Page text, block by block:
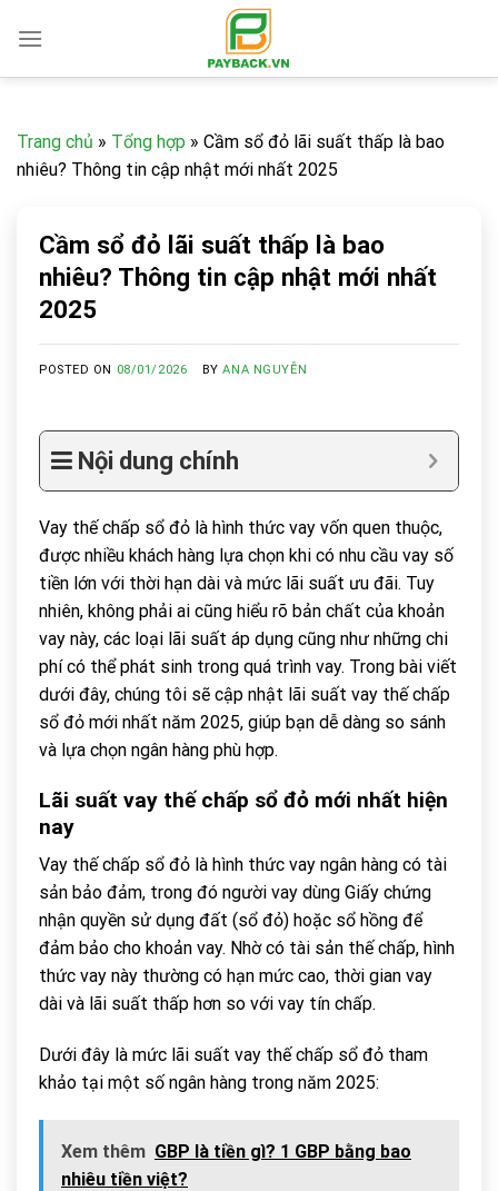
Trang chủ » Tổng hợp » Cầm sổ đỏ lãi suất thấp là bao
nhiêu? Thông tin cập nhật mới nhất 2025
Cầm sổ đỏ lãi suất thấp là bao
nhiêu? Thông tin cập nhật mới nhất
2025
POSTED ON 08/01/2026 BYANA NGUYỄN
Nội dung chính
Vay thế chấp sổ đỏ là hình thức vay vốn quen thuộc,
được nhiều khách hàng lựa chọn khi có nhu cầu vay số
tiền lớn với thời hạn dài và mức lãi suất ưu đãi. Tuy
nhiên, không phải ai cũng hiểu rõ bản chất của khoản
vay này, các loại lãi suất áp dụng cũng như những chi
phí có thể phát sinh trong quá trình vay. Trong bài viết
dưới đây, chúng tôi sẽ cập nhật lãi suất vay thế chấp
sổ đỏ mới nhất năm 2025, giúp bạn dễ dàng so sánh
và lựa chọn ngân hàng phù hợp.
Lãi suất vay thế chấp sổ đỏ mới nhất hiện
nay
Vay thế chấp sổ đỏ là hình thức vay ngân hàng có tài
sản bảo đảm, trong đó người vay dùng Giấy chứng
nhận quyền sử dụng đất (sổ đỏ) hoặc sổ hồng để
đảm bảo cho khoản vay. Nhờ có tài sản thế chấp, hình
thức vay này thường có hạn mức cao, thời gian vay
dài và lãi suất thấp hơn so với vay tín chấp.
Dưới đây là mức lãi suất vay thế chấp sổ đỏ tham
khảo tại một số ngân hàng trong năm 2025:
Xem thêm GBP là tiền gì? 1 GBP bằng bao
nhiêu tiền việt?